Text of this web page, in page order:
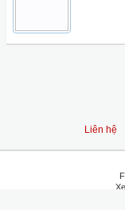
Liên hệ